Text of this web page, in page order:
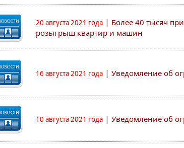
20 августа 2021 года | Более 40 тысяч
розыгрыш квартир и машин
16 августа 2021 года | Уведомление об
10 августа 2021 года | Уведомление об